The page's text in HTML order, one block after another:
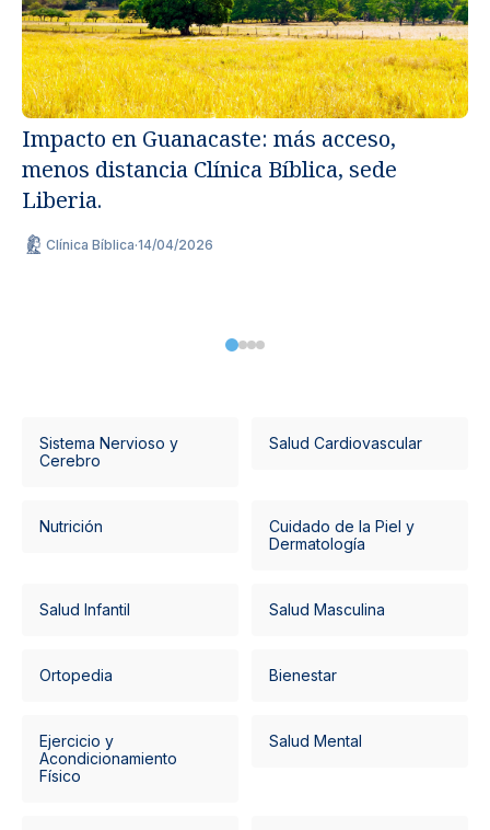
Impacto en Guanacaste: más acceso,
menos distancia Clínica Bíblica, sede
Liberia.
Clínica Bíblica·14/04/2026
Sistema Nervioso y
Cerebro
Salud Cardiovascular
Nutrición
Cuidado de la Piel y
Dermatología
Salud Infantil Salud Masculina
Ortopedia Bienestar
Ejercicio y
Acondicionamiento
Físico
Salud Mental